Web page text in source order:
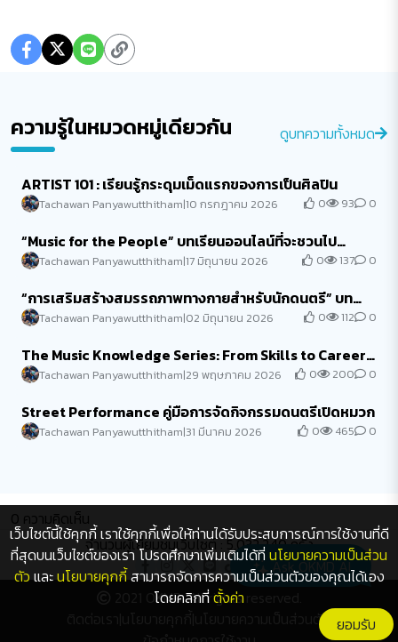
ความรู้ในหมวดหมู่เดียวกัน ดูบทความทั้งหมด
ARTIST 101 : เรียนรู้กระดุมเม็ดแรกของการเป็นศิลปิน
Tachawan Panyawutthitham|10 กรกฎาคม 2026 0 93 0
“Music for the People” บทเรียนออนไลน์ที่จะชวนไป
สร้างสรรค์เสียงเพลงเพื่อผู้คนและส...
Tachawan Panyawutthitham|17 มิถุนายน 2026 0 137 0
“การเสริมสร้างสมรรถภาพทางกายสำหรับนักดนตรี” บท
เรียนออนไลน์ที่จะช่วยพัฒนานักดนตรี...
Tachawan Panyawutthitham|02 มิถุนายน 2026 0 112 0
The Music Knowledge Series: From Skills to Careers
ทักษะและอาชีพในอุตสาหกรรมดนต...
Tachawan Panyawutthitham|29 พฤษภาคม 2026 0 200 0
Street Performance คู่มือการจัดกิจกรรมดนตรีเปิดหมวก
Tachawan Panyawutthitham|31 มีนาคม 2026 0 465 0
0 ความคิดเห็น
เว็บไซต์นี้ใช้คุกกี้ เราใช้คุกกี้เพื่อให้ท่านได้รับประสบการณ์การใช้งานที่ดี
ที่สุดบนเว็บไซต์ของเรา โปรดศึกษาเพิ่มเติมได้ที่ นโยบายความเป็นส่วน
ตัวและนโยบายคุกกี้สามารถจัดการความเป็นส่วนตัวของคุณได้เอง
โดยคลิกที่ตั้งค่า
ยอมรับ
จำนวนผู้เยี่ยมชมเว็บไซต์ : 5,032,240 ครั้ง
2021 OKMD. All rights reserved.
นโยบายความเป็นส่วนตัว
Ask OKMD AI